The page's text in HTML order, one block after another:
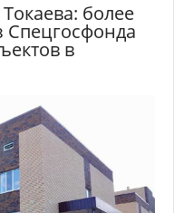
более
Спецгосфонда
в